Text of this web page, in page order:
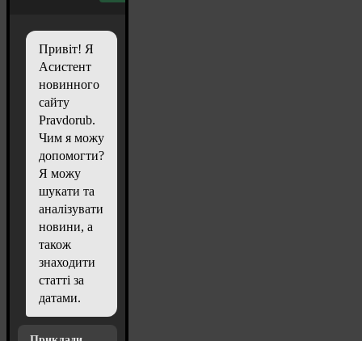
Привіт! Я
Асистент
новинного
сайту
Pravdorub.
Чим я можу
допомогти?
Я можу
шукати та
аналізувати
новини, а
також
знаходити
статті за
датами.